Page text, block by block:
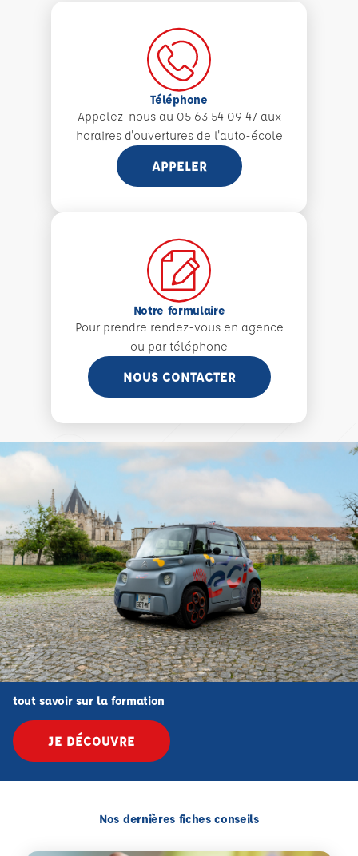
Téléphone
Appelez-nous au 05 63 54 09 47 aux
horaires d'ouvertures de l'auto-école
APPELER
Notre formulaire
Pour prendre rendez-vous en agence
ou par téléphone
NOUS CONTACTER
tout savoir sur la formation
JE DÉCOUVRE
Nos dernières fiches conseils